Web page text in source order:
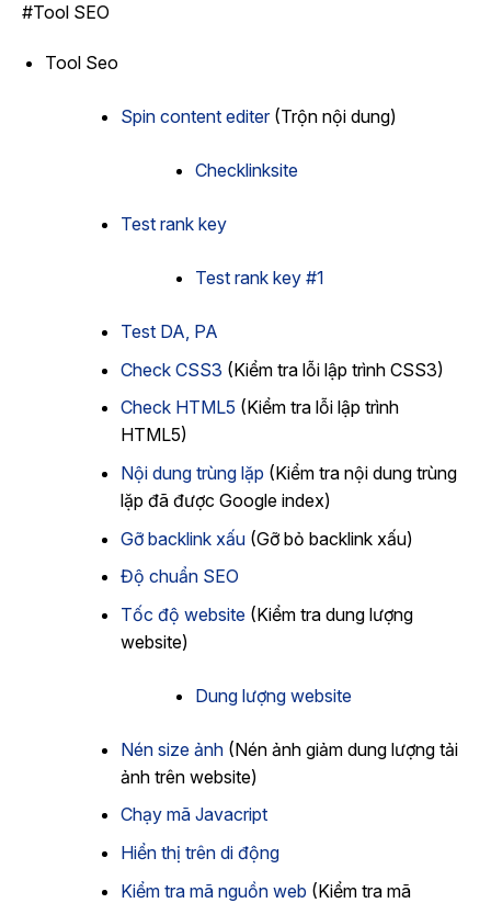
#Tool SEO
Tool Seo
Spin content editer(Trộn nội dung)
Checklinksite
Test rank key
Test rank key #1
Test DA, PA
Check CSS3 (Kiểm tra lỗi lập trình CSS3)
Check HTML5 (Kiểm tra lỗi lập trình
HTML5)
Nội dung trùng lặp (Kiểm tra nội dung trùng
lặp đã được Google index)
Gỡ backlink xấu(Gỡ bỏ backlink xấu)
Độ chuẩn SEO
Tốc độ website(Kiểm tra dung lượng
website)
Dung lượng website
Nén size ảnh(Nén ảnh giảm dung lượng tải
ảnh trên website)
Chạy mã Javacript
Hiển thị trên di động
Kiểm tra mã nguồn web (Kiểm tra mã